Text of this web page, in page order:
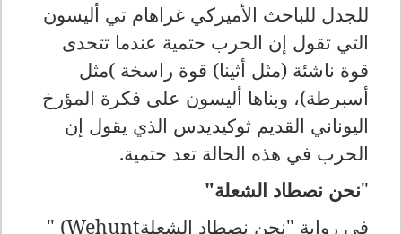
للجدل للباحث الأميركي غراهام تي أليسون
التي تقول إن الحرب حتمية عندما تتحدى
قوة ناشئة (مثل أثينا) قوة راسخة (مثل
أسبرطة)، وبناها أليسون على فكرة المؤرخ
اليوناني القديم ثوكيديدس الذي يقول إن
الحرب في هذه الحالة تعد حتمية.
"نحن نصطاد الشعلة"
في رواية "نحن نصطاد الشعلة" (Wehunt